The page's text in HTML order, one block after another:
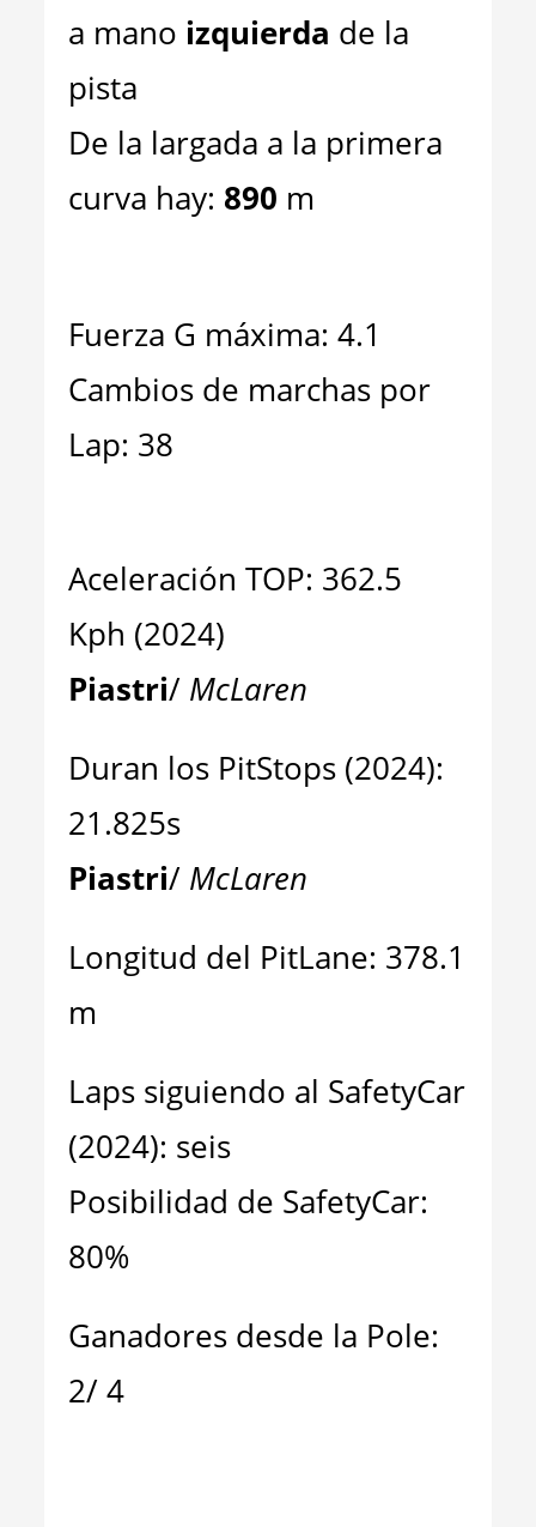
a mano izquierda de la
pista
De la largada a la primera
curva hay: 890 m
Fuerza G máxima: 4.1
Cambios de marchas por
Lap: 38
Aceleración TOP: 362.5
Kph (2024)
Piastri/ McLaren
Duran los PitStops (2024):
21.825s
Piastri/ McLaren
Longitud del PitLane: 378.1
m
Laps siguiendo al SafetyCar
(2024): seis
Posibilidad de SafetyCar:
80%
Ganadores desde la Pole:
2/ 4